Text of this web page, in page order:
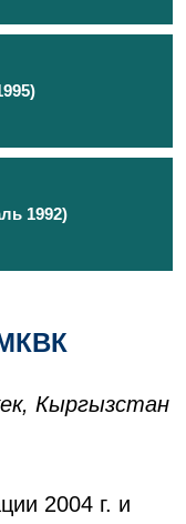
1992)
Кыргызстан
2004 г. и